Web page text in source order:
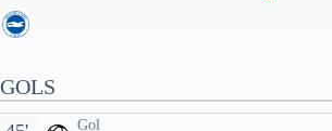
GOLS
Gol